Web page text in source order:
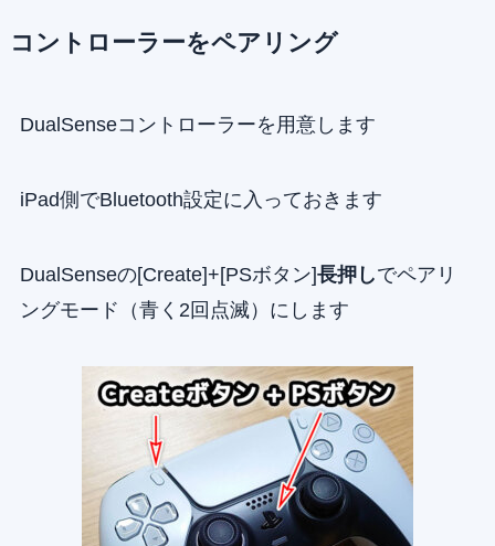
コントローラーをペアリング
DualSenseコントローラーを用意します
iPad側でBluetooth設定に入っておきます
DualSenseの[Create]+[PSボタン]長押しでペアリ
ングモード（青く2回点滅）にします